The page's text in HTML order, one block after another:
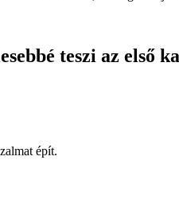
teszi az első
épít.